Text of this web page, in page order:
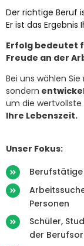
Der richtige Beruf
Er ist das Ergebnis
Erfolg bedeutet
Freude an der
Bei uns wählen
sondern
um die wertvollste
Ihre Lebenszeit.
Unser Fokus:
Personen
Schüler,
der